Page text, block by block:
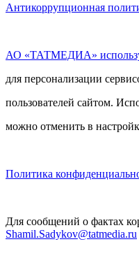
Антикоррупционная
АО «ТАТМЕДИА»
для персонализации
пользователей сайтом.
можно отменить в
Политика
Для сообщений о фактах
Shamil.Sadykov@tatmedia.ru